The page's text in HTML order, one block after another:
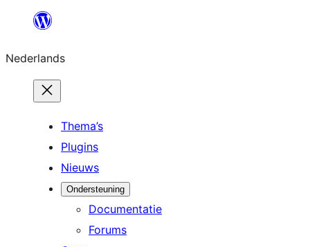
de
inhoud
Nederlands
Thema’s
Plugins
Nieuws
Ondersteuning
Documentatie
Forums